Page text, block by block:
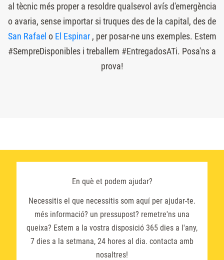
al tècnic més proper a resoldre qualsevol avís d'emergència
o avaria, sense importar si truques des de la capital, des de
San Rafael o El Espinar, per posar-ne uns exemples. Estem
#SempreDisponibles i treballem #EntregadosATi. Posa'ns a
prova!
En què et podem ajudar?
Necessitis el que necessitis som aquí per ajudar-te.
més informació? un pressupost? remetre'ns una
queixa? Estem a la vostra disposició 365 dies a l'any,
7 dies a la setmana, 24 hores al dia. contacta amb
nosaltres!